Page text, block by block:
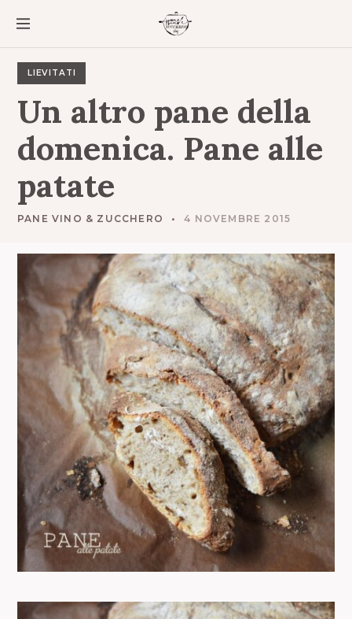
LIEVITATI
Un altro pane della
domenica. Pane alle
patate
PANE VINO & ZUCCHERO 4 NOVEMBRE 2015